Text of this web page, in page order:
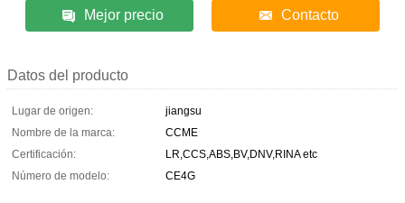
Mejor precio Contacto
Datos del producto
Lugar de origen:
jiangsu
Nombre de la marca:
CCME
Certificación:
LR,CCS,ABS,BV,DNV,RINA etc
Número de modelo:
CE4G